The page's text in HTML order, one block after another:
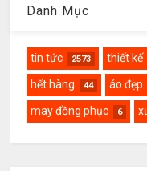
Danh Mục
tin tức 2573 thiết kế
hết hàng 44 áo đẹp
may đồng phục 6